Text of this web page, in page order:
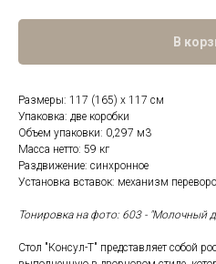
В
Размеры: 117 (165) х 117 см
Упаковка: две коробки
Объем упаковки: 0,297 м3
Масса нетто: 59 кг
Раздвижение: синхронное
Установка вставок: механизм
Тонировка на фото: 603 - "Молочный
Стол "Консул-Т" представляет собой